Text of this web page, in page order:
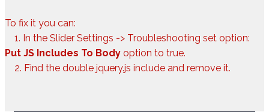
To fix it you can:
1. In the Slider Settings -> Troubleshooting set option:
Put JS Includes To Body option to true.
2. Find the double jquery.js include and remove it.